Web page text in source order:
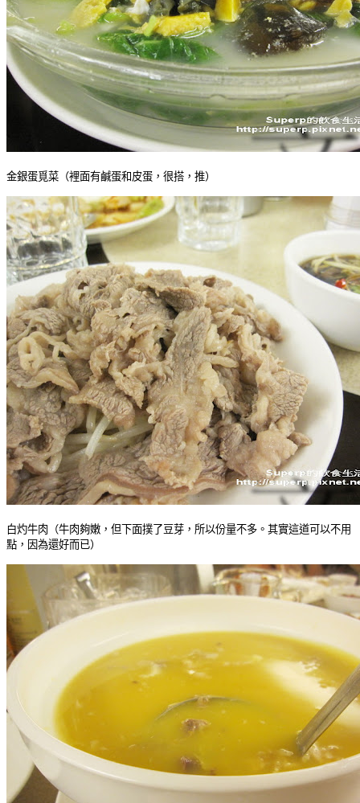
金銀蛋覓菜（裡面有鹹蛋和皮蛋，很搭，推）
白灼牛肉（牛肉夠嫩，但下面撲了豆芽，所以份量不多。其實這道可以不用
點，因為還好而已）